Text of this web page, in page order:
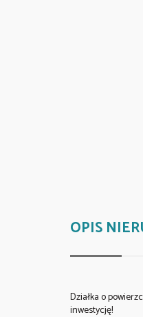
OPIS
Działka o
inwestycję!